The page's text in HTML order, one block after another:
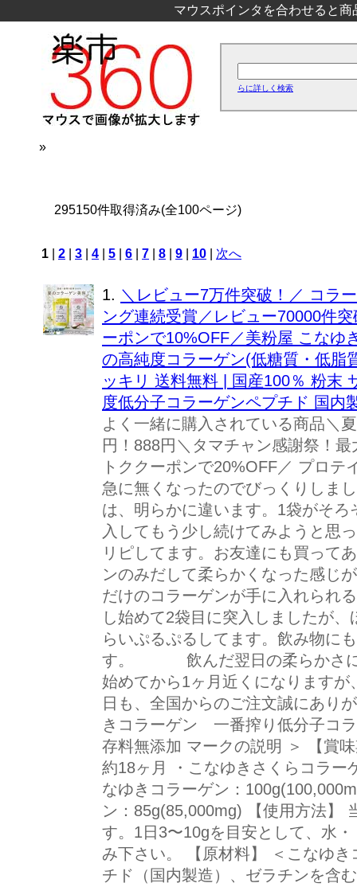
マウスポインタを合わせると
らに詳しく検索
»
295150件取得済み(全100ページ)
1 2 3 4 5 6 7 8 9 10 次へ
1. ＼レビュー7万件突破！／ コラ
ング連続受賞／レビュー70000件
ーポンで10%OFF／美粉屋 こなゆ
の高純度コラーゲン(低糖質・低脂
ッキリ 送料無料 | 国産100％ 粉末
度低分子コラーゲンペプチド 国内
よく一緒に購入されている商品＼
円！888円＼タマチャン感謝祭！
トククーポンで20%OFF／ プロ
急に無くなったのでびっくりしま
は、明らかに違います。1袋がそ
入してもう少し続けてみよう
リピしてます。お友達にも買って
ンのみだして柔らかくなった
だけのコラーゲンが手に入れられ
し始めて2袋目に突入しましたが
らいぷるぷるしてます。飲み物に
す。 飲んだ翌日の柔らかさに
始めてから1ヶ月近くになります
日も、全国からのご注文誠にあり
きコラーゲン 一番搾り低分子コ
存料無添加 マークの説明 ＞ 【賞
約18ヶ月 ・こなゆきさくらコラー
なゆきコラーゲン：
ン：85g(85,000mg) 【使用方法】
す。1日3〜10gを目安として、水
み下さい。 【原材料】 ＜こなゆ
チド（国内製造）、ゼラチンを含